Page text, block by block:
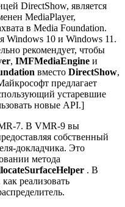
DirectShow, является
MediaPlayer,
в Media Foundation.
10 и Windows 11.
рекомендует, чтобы
, IMFMediaEngine и
вместо DirectShow,
предлагает
устаревшие
новые API.]
7. В VMR-9 вы
собственный
докладчика. Это
метода
. В
реализовать